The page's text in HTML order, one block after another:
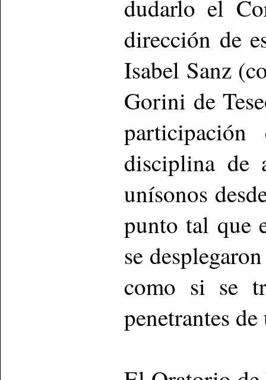
dudarlo el
dirección de
Isabel Sanz
Gorini de
disciplina de
unísonos
punto tal que
se
como si se
penetrantes